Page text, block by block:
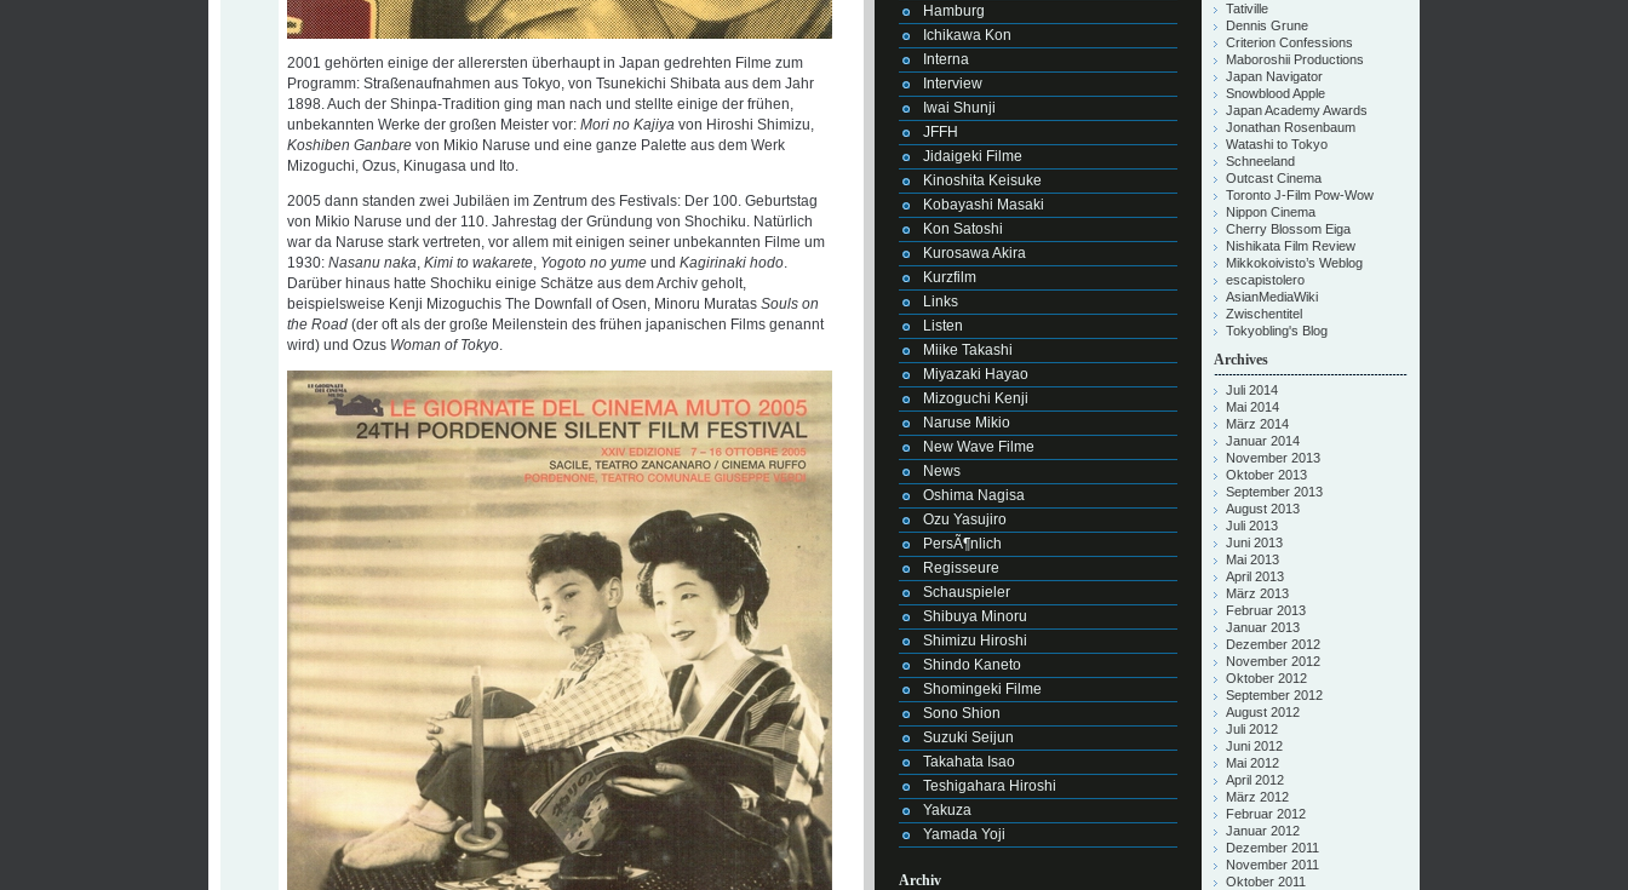
2001 gehörten einige der allerersten überhaupt in Japan gedrehten Filme zum
Programm: Straßenaufnahmen aus Tokyo, von Tsunekichi Shibata aus dem Jahr
1898. Auch der Shinpa-Tradition ging man nach und stellte einige der frühen,
unbekannten Werke der großen Meister vor: Mori no Kajiya von Hiroshi Shimizu,
Koshiben Ganbare von Mikio Naruse und eine ganze Palette aus dem Werk
Mizoguchi, Ozus, Kinugasa und Ito.
2005 dann standen zwei Jubiläen im Zentrum des Festivals: Der 100. Geburtstag
von Mikio Naruse und der 110. Jahrestag der Gründung von Shochiku. Natürlich
war da Naruse stark vertreten, vor allem mit einigen seiner unbekannten Filme um
1930: Nasanu naka, Kimi to wakarete, Yogoto no yume und Kagirinaki hodo.
Darüber hinaus hatte Shochiku einige Schätze aus dem Archiv geholt,
beispielsweise Kenji Mizoguchis The Downfall of Osen, Minoru Muratas Souls on
the Road (der oft als der große Meilenstein des frühen japanischen Films genannt
wird) und Ozus Woman of Tokyo.
Hamburg
Ichikawa Kon
Interna
Interview
Iwai Shunji
JFFH
Jidaigeki Filme
Kinoshita Keisuke
Kobayashi Masaki
Kon Satoshi
Kurosawa Akira
Kurzfilm
Links
Listen
Miike Takashi
Miyazaki Hayao
Mizoguchi Kenji
Naruse Mikio
New Wave Filme
News
Oshima Nagisa
Ozu Yasujiro
PersÃ¶nlich
Regisseure
Schauspieler
Shibuya Minoru
Shimizu Hiroshi
Shindo Kaneto
Shomingeki Filme
Sono Shion
Suzuki Seijun
Takahata Isao
Teshigahara Hiroshi
Yakuza
Yamada Yoji
Archiv
Tativille
Dennis Grune
Criterion Confessions
Maboroshii Productions
Japan Navigator
Snowblood Apple
Japan Academy Awards
Jonathan Rosenbaum
Watashi to Tokyo
Schneeland
Outcast Cinema
Toronto J-Film Pow-Wow
Nippon Cinema
Cherry Blossom Eiga
Nishikata Film Review
Mikkokoivisto’s Weblog
escapistolero
AsianMediaWiki
Zwischentitel
Tokyobling's Blog
Archives
Juli 2014
Mai 2014
März 2014
Januar 2014
November 2013
Oktober 2013
September 2013
August 2013
Juli 2013
Juni 2013
Mai 2013
April 2013
März 2013
Februar 2013
Januar 2013
Dezember 2012
November 2012
Oktober 2012
September 2012
August 2012
Juli 2012
Juni 2012
Mai 2012
April 2012
März 2012
Februar 2012
Januar 2012
Dezember 2011
November 2011
Oktober 2011